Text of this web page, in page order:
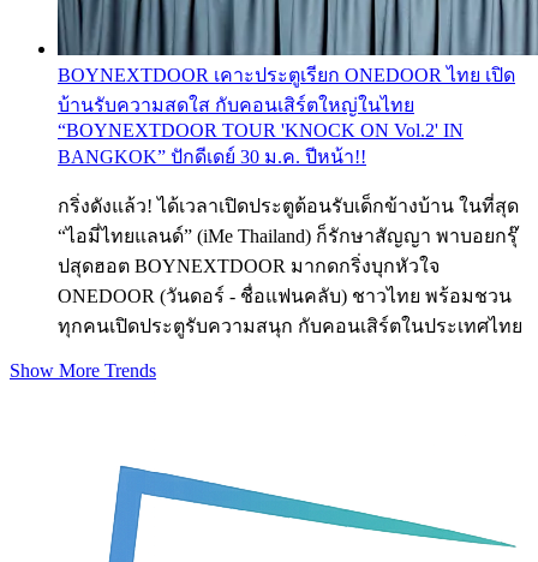
BOYNEXTDOOR เคาะประตูเรียก ONEDOOR ไทย เปิด
บ้านรับความสดใส กับคอนเสิร์ตใหญ่ในไทย
“BOYNEXTDOOR TOUR 'KNOCK ON Vol.2' IN
BANGKOK” ปักดีเดย์ 30 ม.ค. ปีหน้า!!
กริ่งดังแล้ว! ได้เวลาเปิดประตูต้อนรับเด็กข้างบ้าน ในที่สุด
“ไอมี่ไทยแลนด์” (iMe Thailand) ก็รักษาสัญญา พาบอยกรุ๊
ปสุดฮอต BOYNEXTDOOR มากดกริ่งบุกหัวใจ
ONEDOOR (วันดอร์ - ชื่อแฟนคลับ) ชาวไทย พร้อมชวน
ทุกคนเปิดประตูรับความสนุก กับคอนเสิร์ตในประเทศไทย
Show More Trends